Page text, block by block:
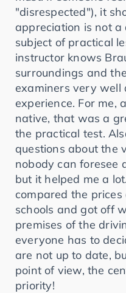
"disrespected"), it
appreciation is not
subject of practical
instructor knows
surroundings and
examiners very well
experience. For me,
native, that was a
the practical test.
questions about the
nobody can foresee
but it helped me a
compared the
schools and got off
premises of the
everyone has to
are not up to date,
point of view, the
priority!